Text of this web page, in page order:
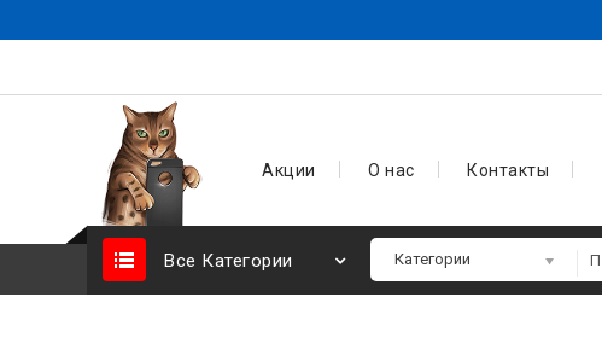
Акции О нас Контакты
Все Категории